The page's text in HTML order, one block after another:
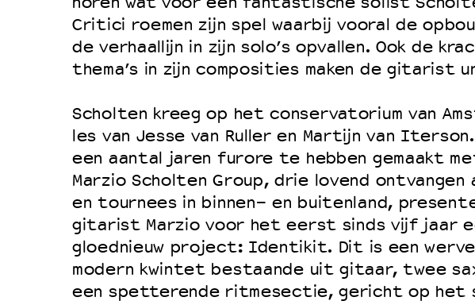
Speciale educatieprogramma’s
Wat we doen
Werken bij
Wie is wie
Word vriend
Historie
Partners
Huisregels
Critici roemen zijn spel waarbij vooral de
de verhaallijn in zijn solo’s opvallen. Ook de
thema’s in zijn composities maken de gitarist
Scholten kreeg op het conservatorium van
les van Jesse van Ruller en Martijn van Iterson.
een aantal jaren furore te hebben gemaakt
Marzio Scholten Group, drie lovend ontvangen
en tournees in binnen- en buitenland,
gitarist Marzio voor het eerst sinds vijf jaar
gloednieuw project: Identikit. Dit is een
modern kwintet bestaande uit gitaar, twee
een spetterende ritmesectie, gericht op het